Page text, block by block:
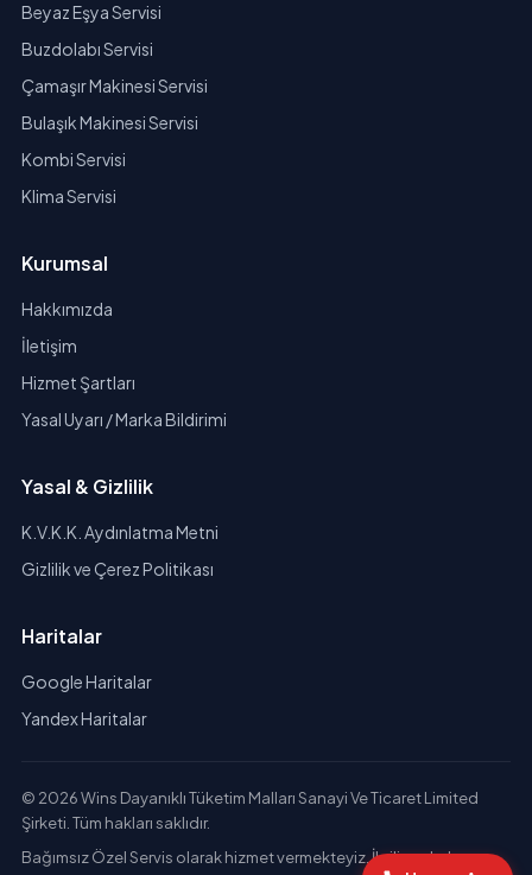
Beyaz Eşya Servisi
Buzdolabı Servisi
Çamaşır Makinesi Servisi
Bulaşık Makinesi Servisi
Kombi Servisi
Klima Servisi
Kurumsal
Hakkımızda
İletişim
Hizmet Şartları
Yasal Uyarı / Marka Bildirimi
Yasal & Gizlilik
K.V.K.K. Aydınlatma Metni
Gizlilik ve Çerez Politikası
Haritalar
Google Haritalar
Yandex Haritalar
© 2026 Wins Dayanıklı Tüketim Malları Sanayi Ve Ticaret Limited
Şirketi. Tüm hakları saklıdır.
Bağımsız Özel Servis olarak hizmet vermekteyiz. İlgili markaların